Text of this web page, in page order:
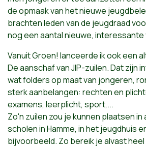
de opmaak van het nieuwe
brachten leden van de jeugdraad
nog een aantal nieuwe,
Vanuit Groen! lanceerde ik ook een
De aanschaf van JIP-zuilen. Dat zijn
wat folders op maat van jongeren,
sterk aanbelangen: rechten en
examens, leerplicht, sport,...
Zo'n zuilen zou je kunnen plaatsen in
scholen in Hamme, in het jeugdhuis
bijvoorbeeld. Zo bereik je alvast